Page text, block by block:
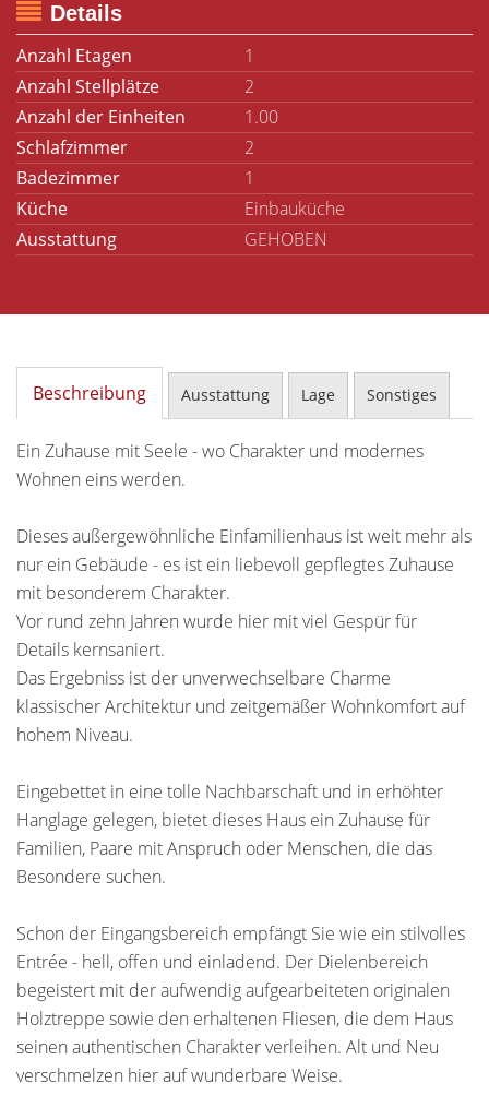
Details
Anzahl Etagen
1
Anzahl Stellplätze
2
Anzahl der Einheiten
1.00
Schlafzimmer
2
Badezimmer
1
Küche
Einbauküche
Ausstattung
GEHOBEN
Beschreibung Ausstattung Lage Sonstiges
Ein Zuhause mit Seele - wo Charakter und modernes
Wohnen eins werden.
Dieses außergewöhnliche Einfamilienhaus ist weit mehr als
nur ein Gebäude - es ist ein liebevoll gepflegtes Zuhause
mit besonderem Charakter.
Vor rund zehn Jahren wurde hier mit viel Gespür für
Details kernsaniert.
Das Ergebniss ist der unverwechselbare Charme
klassischer Architektur und zeitgemäßer Wohnkomfort auf
hohem Niveau.
Eingebettet in eine tolle Nachbarschaft und in erhöhter
Hanglage gelegen, bietet dieses Haus ein Zuhause für
Familien, Paare mit Anspruch oder Menschen, die das
Besondere suchen.
Schon der Eingangsbereich empfängt Sie wie ein stilvolles
Entrée - hell, offen und einladend. Der Dielenbereich
begeistert mit der aufwendig aufgearbeiteten originalen
Holztreppe sowie den erhaltenen Fliesen, die dem Haus
seinen authentischen Charakter verleihen. Alt und Neu
verschmelzen hier auf wunderbare Weise.